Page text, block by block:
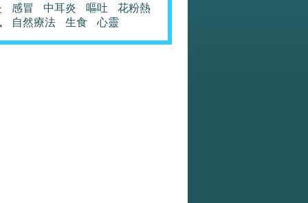
感冒 中耳炎 嘔吐
花粉熱
自然療法 生食 心靈